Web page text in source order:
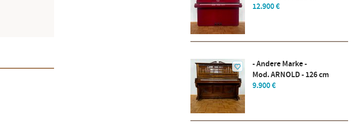
12.900 €
- Andere Marke -
Mod. ARNOLD - 126 cm
9.900 €